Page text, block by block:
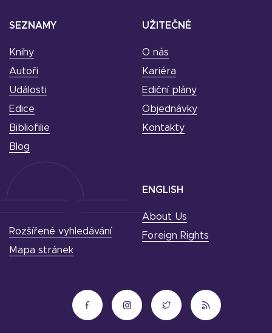
SEZNAMY
Knihy
Autoři
Události
Edice
Bibliofilie
Blog
UŽITEČNÉ
O nás
Kariéra
Ediční plány
Objednávky
Kontakty
ENGLISH
About Us
Foreign Rights
Rozšířené vyhledávání
Mapa stránek